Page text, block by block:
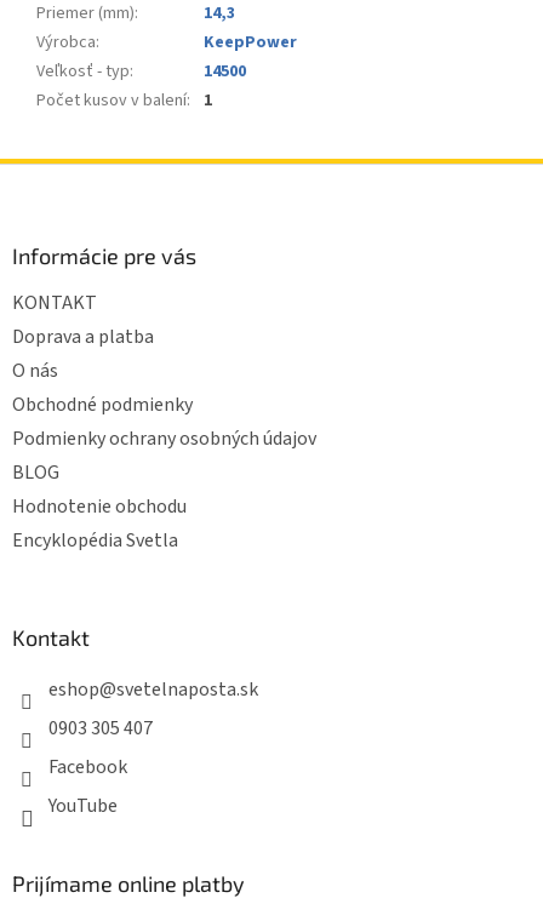
Priemer (mm):
14,3
Výrobca:
KeepPower
Veľkosť - typ:
14500
Počet kusov v balení: 1
Informácie pre vás
KONTAKT
Doprava a platba
O nás
Obchodné podmienky
Podmienky ochrany osobných údajov
BLOG
Hodnotenie obchodu
Encyklopédia Svetla
Kontakt
eshop@svetelnaposta.sk
0903 305 407
Facebook
YouTube
Prijímame online platby